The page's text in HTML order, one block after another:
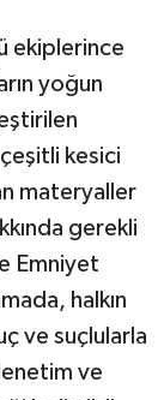
ekiplerince
yoğun
kesici
materyaller
gerekli
Emniyet
halkın
ve suçlularla
ve